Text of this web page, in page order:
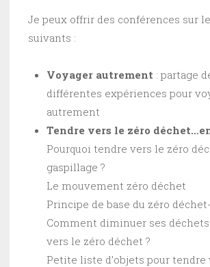
Je peux offrir des conférences sur
suivants :
Voyager autrement : partage
différentes expériences pour
autrement
Tendre vers le zéro
Pourquoi tendre vers le zéro
gaspillage ?
Le mouvement zéro déchet
Principe de base du zéro
Comment diminuer ses
vers le zéro déchet ?
Petite liste d’objets pour tendre